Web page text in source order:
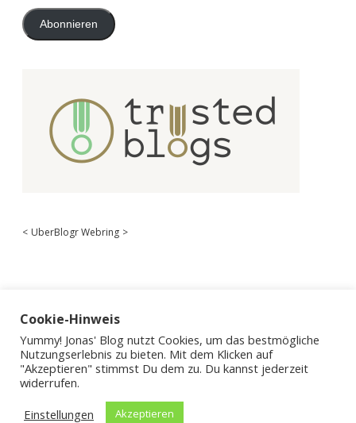
Abonnieren
< UberBlogr Webring >
Cookie-Hinweis
Yummy! Jonas' Blog nutzt Cookies, um das bestmögliche
Nutzungserlebnis zu bieten. Mit dem Klicken auf
"Akzeptieren" stimmst Du dem zu. Du kannst jederzeit
widerrufen.
Einstellungen
Akzeptieren